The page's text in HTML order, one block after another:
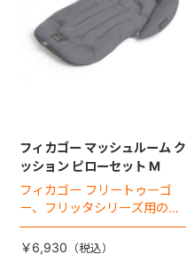
フィカゴー マッシュルーム ク
ッション ピローセット M
フィカゴー フリートゥーゴ
ー、フリッタシリーズ用のペ
ットカートマット登場！
￥6,930